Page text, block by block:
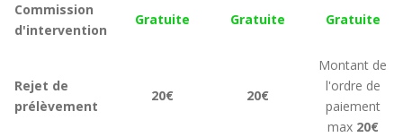
Commission
d'intervention
Gratuite Gratuite Gratuite
Rejet de
prélèvement
20€ 20€
Montant de
l'ordre de
paiement
max 20€